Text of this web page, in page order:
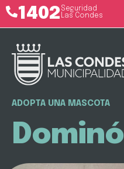
1402 Seguridad
Las Condes
ADOPTA UNA MASCOTA
Dominó